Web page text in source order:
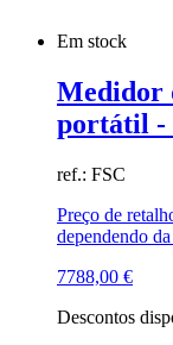
Em stock
Medidor
portátil -
ref.: FSC
Preço de
dependendo
7788,00 €
Descontos